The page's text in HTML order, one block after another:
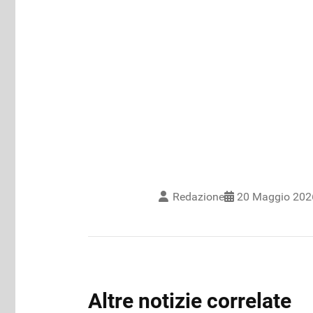
Redazione 20 Maggio
Altre notizie correlate